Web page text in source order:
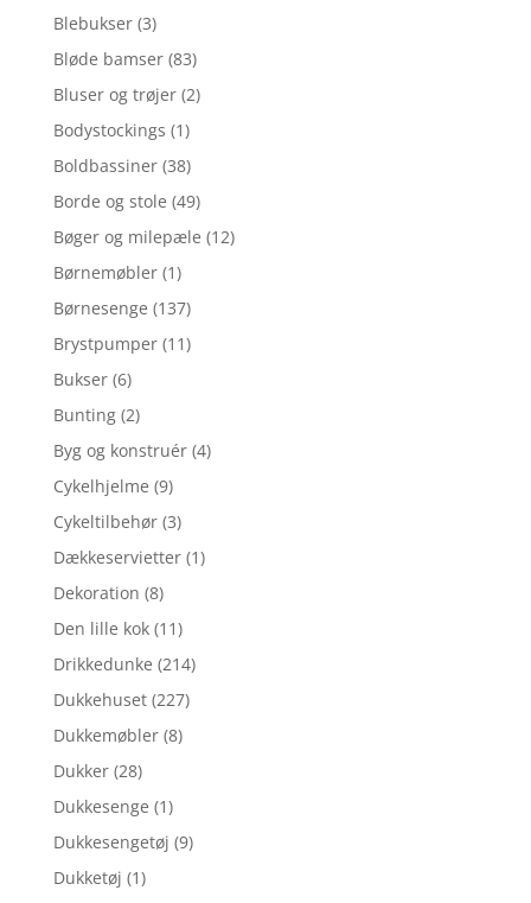
Blebukser (3)
Bløde bamser (83)
Bluser og trøjer (2)
Bodystockings (1)
Boldbassiner (38)
Borde og stole (49)
Bøger og milepæle (12)
Børnemøbler (1)
Børnesenge (137)
Brystpumper (11)
Bukser (6)
Bunting (2)
Byg og konstruér (4)
Cykelhjelme (9)
Cykeltilbehør (3)
Dækkeservietter (1)
Dekoration (8)
Den lille kok (11)
Drikkedunke (214)
Dukkehuset (227)
Dukkemøbler (8)
Dukker (28)
Dukkesenge (1)
Dukkesengetøj (9)
Dukketøj (1)